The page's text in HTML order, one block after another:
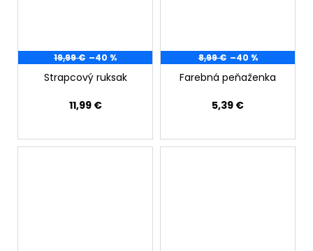
19,99 € –40 %
Strapcový ruksak
11,99 €
8,99 € –40 %
Farebná peňaženka
5,39 €